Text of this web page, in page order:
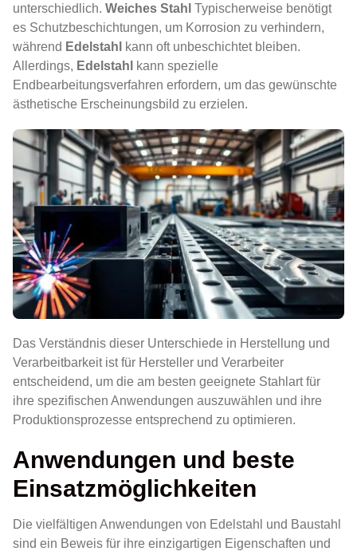
unterschiedlich. Weiches Stahl Typischerweise benötigt
es Schutzbeschichtungen, um Korrosion zu verhindern,
während Edelstahl
kann oft unbeschichtet bleiben.
Allerdings, Edelstahl
kann spezielle
Endbearbeitungsverfahren erfordern, um das gewünschte
ästhetische Erscheinungsbild zu erzielen.
Das Verständnis dieser Unterschiede in Herstellung und
Verarbeitbarkeit ist für Hersteller und Verarbeiter
entscheidend, um die am besten geeignete Stahlart für
ihre spezifischen Anwendungen auszuwählen und ihre
Produktionsprozesse entsprechend zu optimieren.
Anwendungen und beste
Einsatzmöglichkeiten
Die vielfältigen Anwendungen von Edelstahl und Baustahl
sind ein Beweis für ihre einzigartigen Eigenschaften und